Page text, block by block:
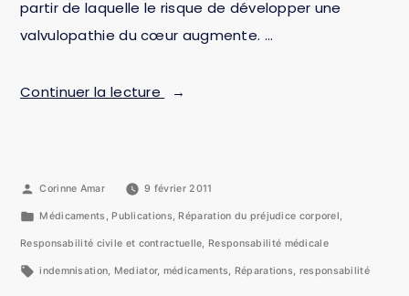
partir de laquelle le risque de développer une
valvulopathie du cœur augmente. …
Continuer la lecture
Corinne Amar 9 février 2011
Médicaments , Publications, Réparation du préjudice corporel,
Responsabilité civile et contractuelle, Responsabilité médicale
indemnisation, Mediator, médicaments, Réparations, responsabilité